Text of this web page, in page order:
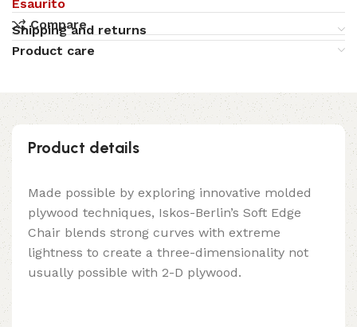
Esaurito
Compare
Shipping and returns
Product care
Product details
Made possible by exploring innovative molded
plywood techniques, Iskos-Berlin’s Soft Edge
Chair blends strong curves with extreme
lightness to create a three-dimensionality not
usually possible with 2-D plywood.